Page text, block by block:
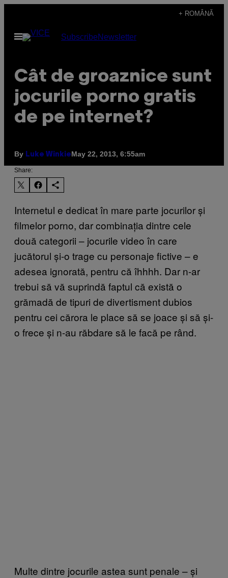
content
+ ROMÂNĂ
Open
Menu
SubscribeNewsletter
Cât de groaznice sunt
jocurile porno gratis
de pe internet?
By Luke WinkieMay 22, 2013, 6:55am
Share:
Internetul e dedicat în mare parte jocurilor și
filmelor porno, dar combinația dintre cele
două categorii – jocurile video în care
jucătorul și-o trage cu personaje fictive – e
adesea ignorată, pentru că îhhhh. Dar n-ar
trebui să vă suprindă faptul că există o
grămadă de tipuri de divertisment dubios
pentru cei cărora le place să se joace și să și-
o frece și n-au răbdare să le facă pe rând.
Multe dintre jocurile astea sunt penale – și